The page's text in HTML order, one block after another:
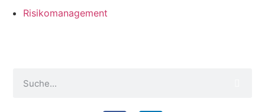
Risikomanagement